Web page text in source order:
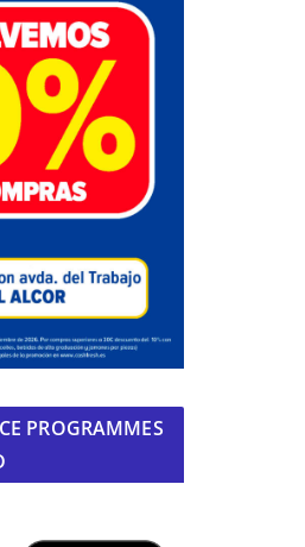
PROGRAMMES